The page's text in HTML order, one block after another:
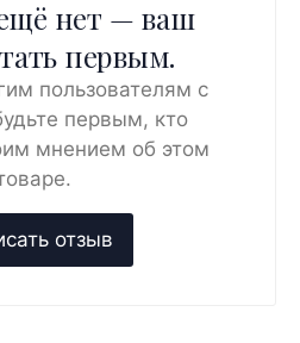
нет — ваш
первым.
пользователям с
первым, кто
мнением об этом